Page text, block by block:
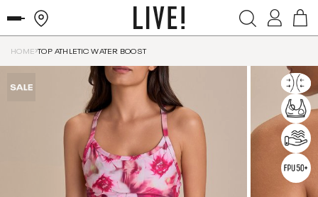
HOME TOP ATHLETIC WATER BOOST